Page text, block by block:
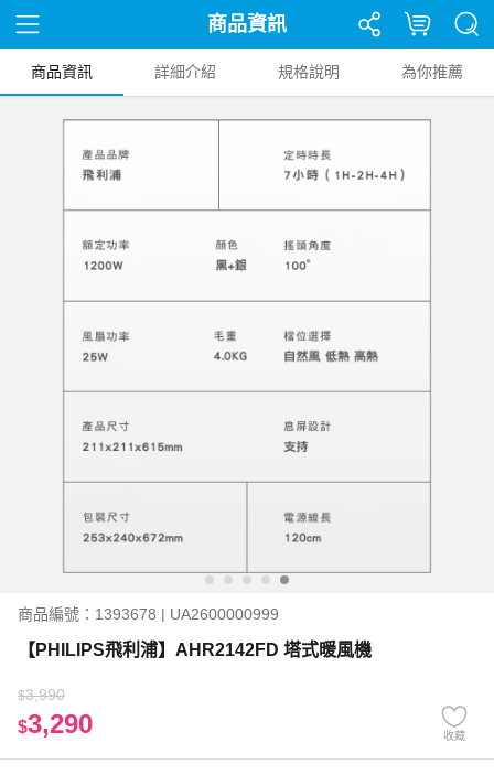
商品資訊
商品資訊 詳細介紹 規格說明 為你推薦
商品編號：1393678 | UA2600000999
【PHILIPS飛利浦】AHR2142FD 塔式暖風機
$3,990
$3,290 收藏